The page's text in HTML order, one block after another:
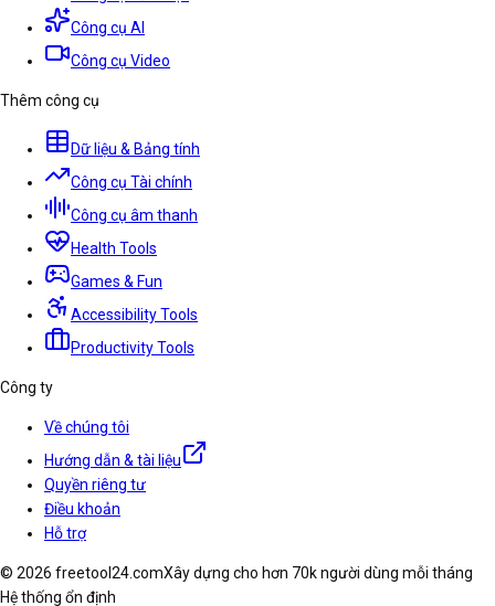
Công cụ AI
Công cụ Video
Thêm công cụ
Dữ liệu & Bảng tính
Công cụ Tài chính
Công cụ âm thanh
Health Tools
Games & Fun
Accessibility Tools
Productivity Tools
Công ty
Về chúng tôi
Hướng dẫn & tài liệu
Quyền riêng tư
Điều khoản
Hỗ trợ
© 2026 freetool24.comXây dựng cho hơn 70k người dùng mỗi tháng
Hệ thống ổn định